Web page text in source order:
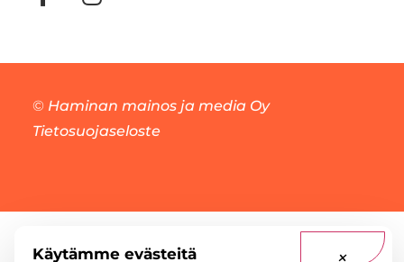
© Haminan mainos ja media Oy
Tietosuojaseloste
Käytämme evästeitä